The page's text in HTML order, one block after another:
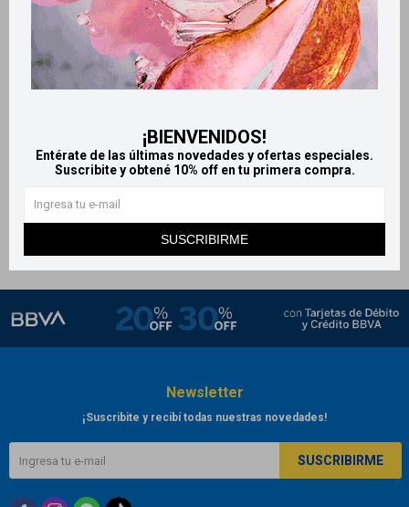
¡BIENVENIDOS!
Entérate de las últimas novedades y ofertas especiales.
Suscribite y obtené 10% off en tu primera compra.
SUSCRIBIRME
Llega MAÑANA
Tovaris 10 mg x30
comprimidos
944
Newsletter
¡Suscribite y recibí todas nuestras novedades!
SUSCRIBIRME